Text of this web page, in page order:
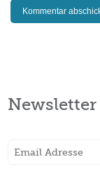
Newsletter